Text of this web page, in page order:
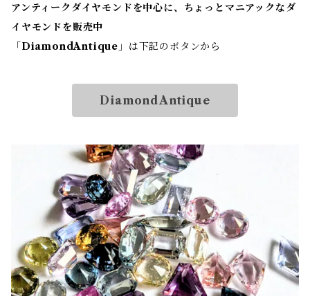
アンティークダイヤモンドを中心に、ちょっとマニアックなダ
イヤモンドを販売中
「DiamondAntique 」は下記のボタンから
DiamondAntique